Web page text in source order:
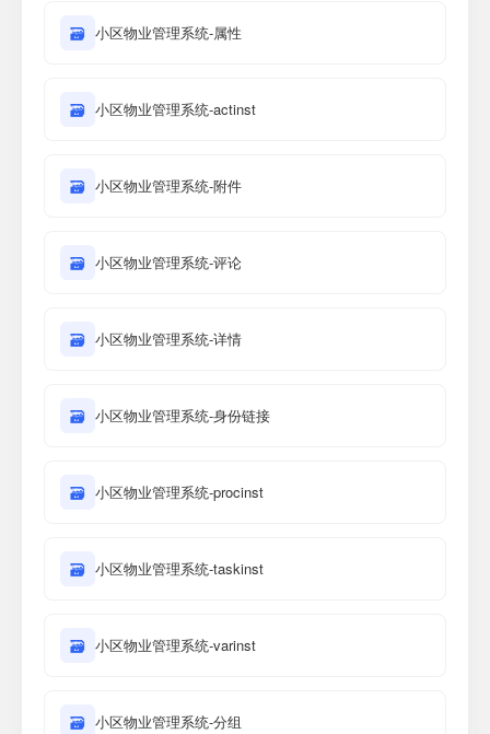
🗃 小区物业管理系统-属性
🗃 小区物业管理系统-actinst
🗃 小区物业管理系统-附件
🗃 小区物业管理系统-评论
🗃 小区物业管理系统-详情
🗃 小区物业管理系统-身份链接
🗃 小区物业管理系统-procinst
🗃 小区物业管理系统-taskinst
🗃 小区物业管理系统-varinst
🗃 小区物业管理系统-分组